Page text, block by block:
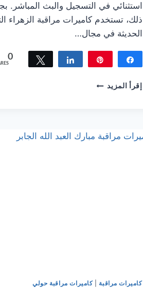
استثنائي في التسجيل والبث المباشر.
ذلك، تستخدم كاميرات مراقبة الزهراء
الحديثة في مجال…
0 Tweet Share
إقرأ المزيد كاميرات
منزلك
كاميرات مراقبة |كاميرات مراقبة حولي